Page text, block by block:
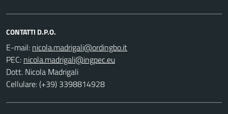
CONTATTI D.P.O.
E-mail:
PEC:
Dott. Nicola Madrigali
Cellulare: (+39) 3398814928